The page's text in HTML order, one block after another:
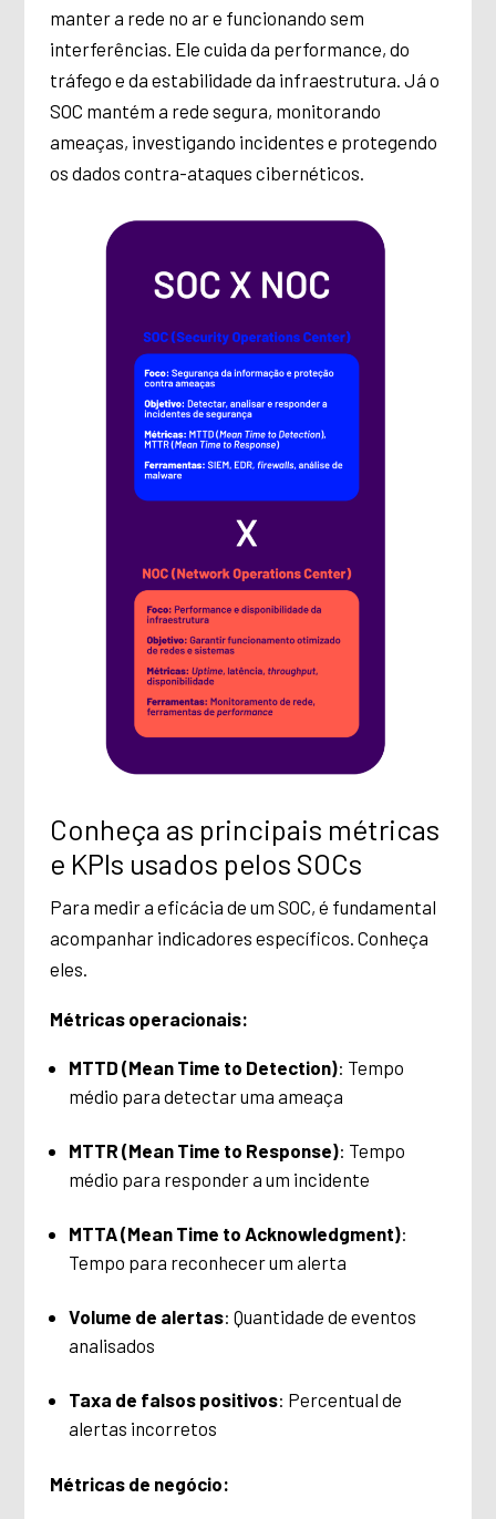
manter a rede no ar e funcionando sem
interferências. Ele cuida da performance, do
tráfego e da estabilidade da infraestrutura. Já o
SOC mantém a rede segura, monitorando
ameaças, investigando incidentes e protegendo
os dados contra-ataques cibernéticos.
Conheça as principais métricas
e KPIs usados pelos SOCs
Para medir a eficácia de um SOC, é fundamental
acompanhar indicadores específicos. Conheça
eles.
Métricas operacionais:
MTTD (Mean Time to Detection): Tempo
médio para detectar uma ameaça
MTTR (Mean Time to Response): Tempo
médio para responder a um incidente
MTTA (Mean Time to Acknowledgment):
Tempo para reconhecer um alerta
Volume de alertas: Quantidade de eventos
analisados
Taxa de falsos positivos: Percentual de
alertas incorretos
Métricas de negócio: